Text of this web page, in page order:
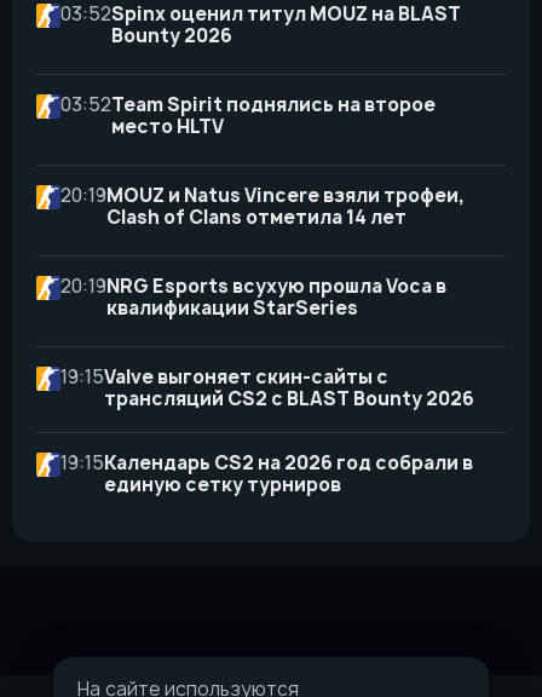
03:52Spinx оценил титул MOUZ на BLAST
Bounty 2026
03:52Team Spirit поднялись на второе
место HLTV
20:19MOUZ и Natus Vincere взяли трофеи,
Clash of Clans отметила 14 лет
20:19NRG Esports всухую прошла Voca в
квалификации StarSeries
19:15Valve выгоняет скин-сайты с
трансляций CS2 с BLAST Bounty 2026
19:15Календарь CS2 на 2026 год собрали в
единую сетку турниров
На сайте используются